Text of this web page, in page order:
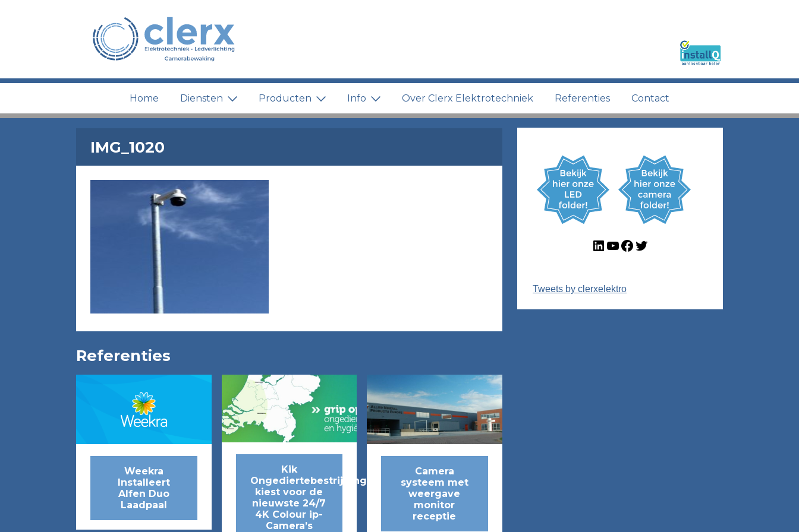
Home Diensten Producten Info Over Clerx Elektrotechniek Referenties Contact
IMG_1020
Referenties
Weekra
Installeert
Alfen Duo
Laadpaal
Kik
Ongediertebestrijding
kiest voor de
nieuwste 24/7
4K Colour ip-
Camera’s
Camera
systeem met
weergave
monitor
receptie
LinkedIn
YouTube
Facebook
Twitter
Tweets by clerxelektro